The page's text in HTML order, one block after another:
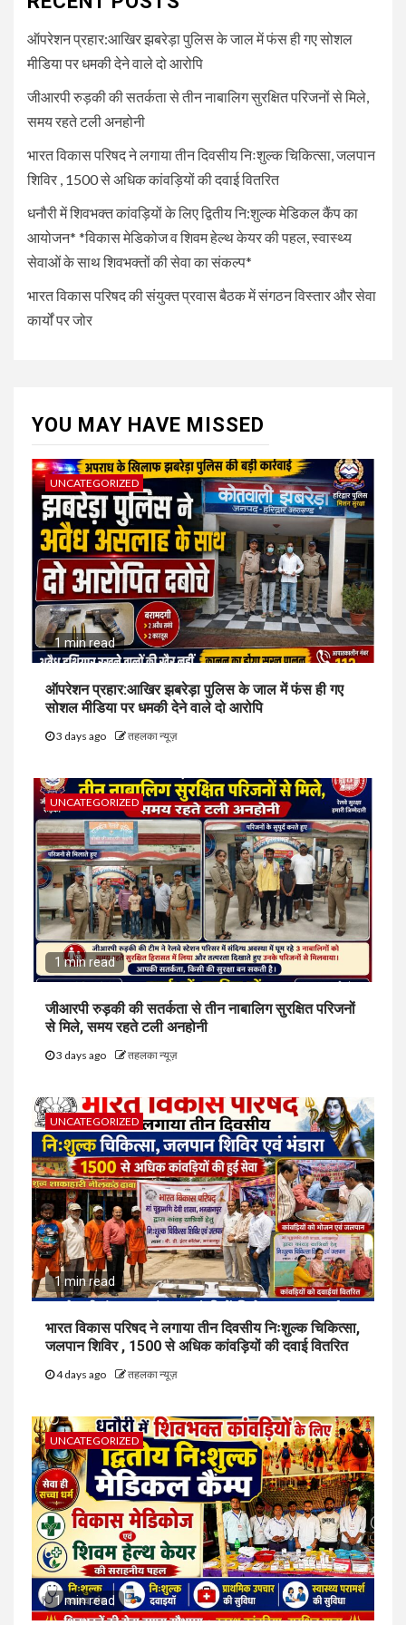
हेल्थ केयर की पहल, स्वास्थ्य सेवाओं
के साथ शिवभक्तों की सेवा का संकल्प*
5
बैठक में संगठन विस्तार और सेवा कार्यों
पर जोर
ऑपरेशन प्रहार:आखिर झबरेड़ा पुलिस के जाल में फंस ही गए सोशल
मीडिया पर धमकी देने वाले दो आरोपि
जीआरपी रुड़की की सतर्कता से तीन नाबालिग सुरक्षित परिजनों से मिले,
समय रहते टली अनहोनी
भारत विकास परिषद ने लगाया तीन दिवसीय निःशुल्क चिकित्सा, जलपान
शिविर , 1500 से अधिक कांवड़ियों की दवाई वितरित
धनौरी में शिवभक्त कांवड़ियों के लिए द्वितीय नि:शुल्क मेडिकल कैंप का
आयोजन* *विकास मेडिकोज व शिवम हेल्थ केयर की पहल, स्वास्थ्य
सेवाओं के साथ शिवभक्तों की सेवा का संकल्प*
भारत विकास परिषद की संयुक्त प्रवास बैठक में संगठन विस्तार और सेवा
कार्यों पर जोर
YOU MAY HAVE MISSED
UNCATEGORIZED
1 min read
ऑपरेशन प्रहार:आखिर झबरेड़ा पुलिस के जाल में फंस ही गए
सोशल मीडिया पर धमकी देने वाले दो आरोपि
3 days ago तहलका न्यूज़
UNCATEGORIZED
1 min read
जीआरपी रुड़की की सतर्कता से तीन नाबालिग सुरक्षित परिजनों
से मिले, समय रहते टली अनहोनी
3 days ago तहलका न्यूज़
UNCATEGORIZED
1 min read
भारत विकास परिषद ने लगाया तीन दिवसीय निःशुल्क चिकित्सा,
जलपान शिविर , 1500 से अधिक कांवड़ियों की दवाई वितरित
4 days ago तहलका न्यूज़
UNCATEGORIZED
1 min read